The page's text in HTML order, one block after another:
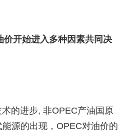
价开始进入多种因素共同决
的进步, 非OPEC产油国原
源的出现，OPEC对油价的